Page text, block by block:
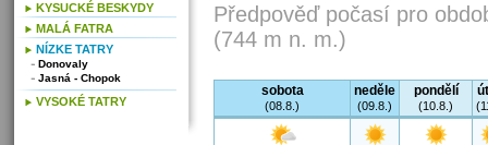
Předpověď počasí pro
(744 m n. m.)
sobota
(08.8.)
neděle
(09.8.)
pondělí
(10.8.)
KYSUCKÉ BESKYDY
MALÁ FATRA
NÍZKE TATRY
Donovaly
Jasná - Chopok
VYSOKÉ TATRY